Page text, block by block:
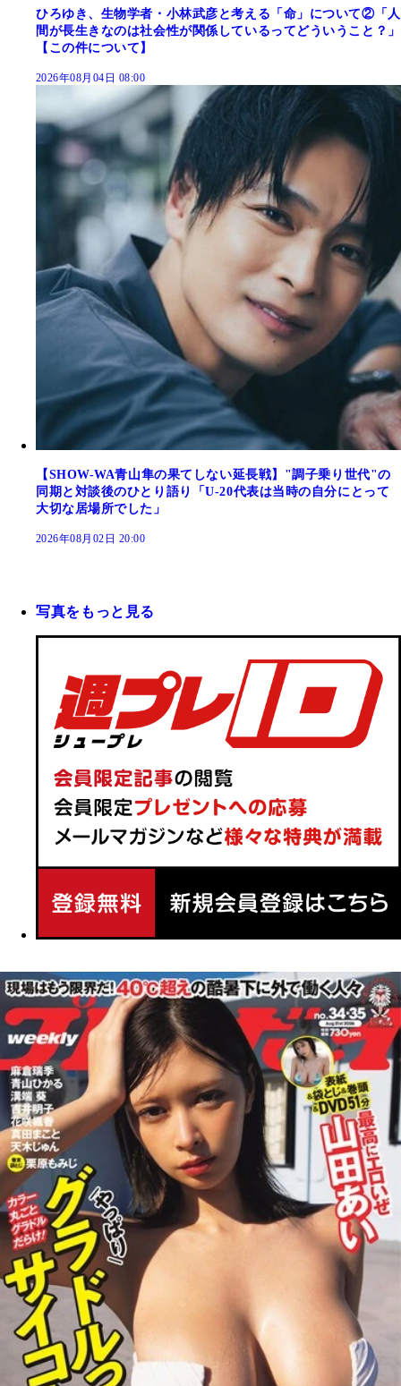
ひろゆき、生物学者・小林武彦と考える「命」について②「人
間が長生きなのは社会性が関係しているってどういうこと？」
【この件について】
2026年08月04日 08:00
【SHOW-WA青山隼の果てしない延長戦】"調子乗り世代"の
同期と対談後のひとり語り「U-20代表は当時の自分にとって
大切な居場所でした」
2026年08月02日 20:00
写真をもっと見る